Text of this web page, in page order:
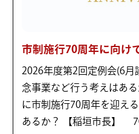
市制施行70周年に向け
2026年度第2回定例会(6
念事業など行う考えはあ
に市制施行70周年を迎え
あるか？ 【稲垣市長】